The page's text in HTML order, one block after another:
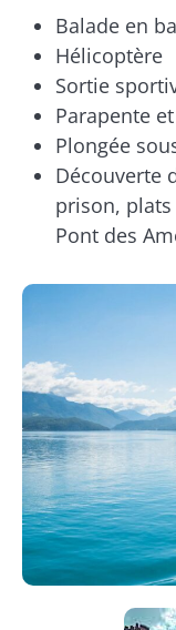
Balade en
Hélicoptère
Sortie
Parapente
Plongée
Découverte
prison, plats
Pont des